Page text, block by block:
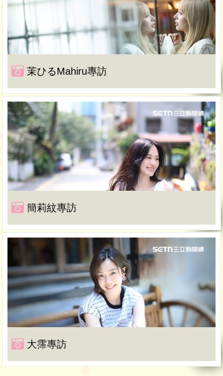
茉ひるMahiru專訪
簡莉紋專訪
大霈專訪